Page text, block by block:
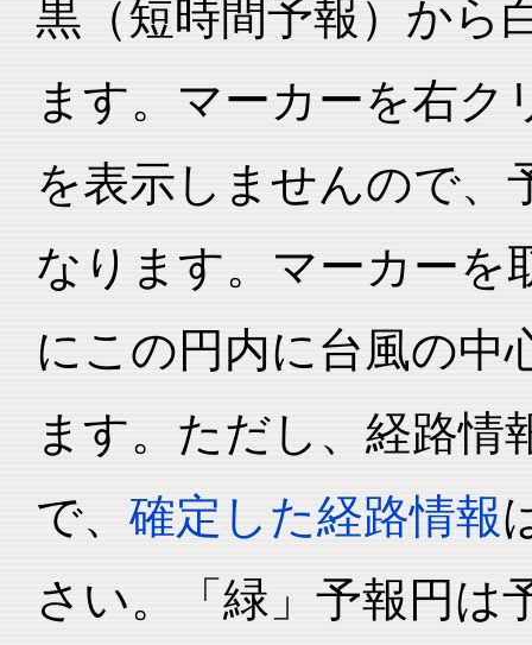
黒（短時間予報）から
ます。マーカーを右
を表示しませんので、
なります。マーカーを
にこの円内に台風の中
ます。ただし、経路情
で、 確定した経路情報
さい。「緑」予報円は